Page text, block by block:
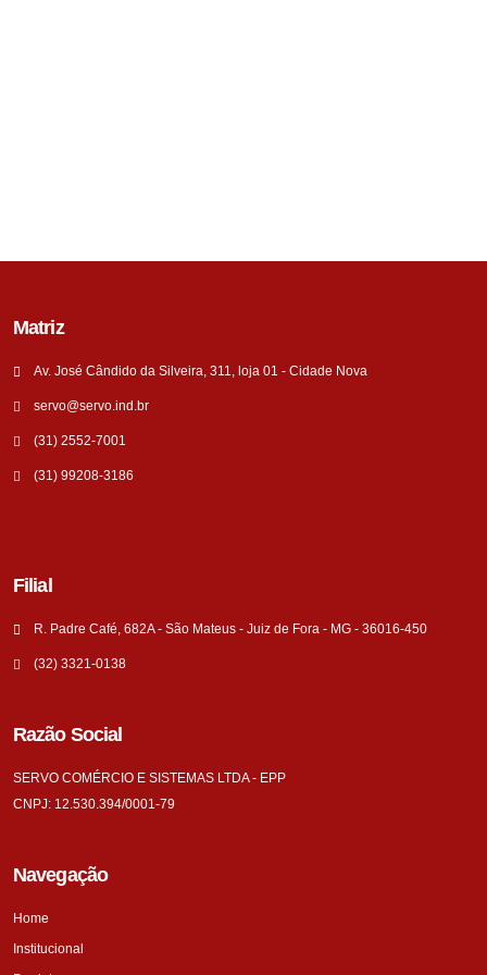
Matriz
Av. José Cândido da Silveira, 311, loja 01 - Cidade Nova
servo@servo.ind.br
(31) 2552-7001
(31) 99208-3186
Filial
R. Padre Café, 682A - São Mateus - Juiz de Fora - MG - 36016-450
(32) 3321-0138
Razão Social
SERVO COMÉRCIO E SISTEMAS LTDA - EPP
CNPJ: 12.530.394/0001-79
Navegação
Home
Institucional